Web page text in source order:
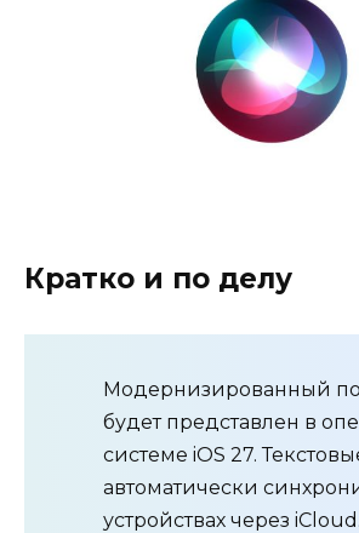
Кратко и по делу
Модернизированный
будет представлен в
системе iOS 27.
автоматически
устройствах через